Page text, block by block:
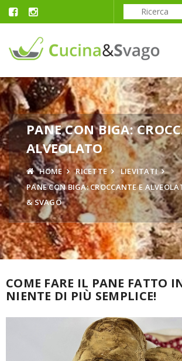
PANE CON BIGA:
ALVEOLATO
HOME RICETTE
LIEVITATI
PANE CON BIGA: CROCCANTE E
& SVAGO
COME FARE IL PANE FATTO
NIENTE DI PIÙ SEMPLICE!